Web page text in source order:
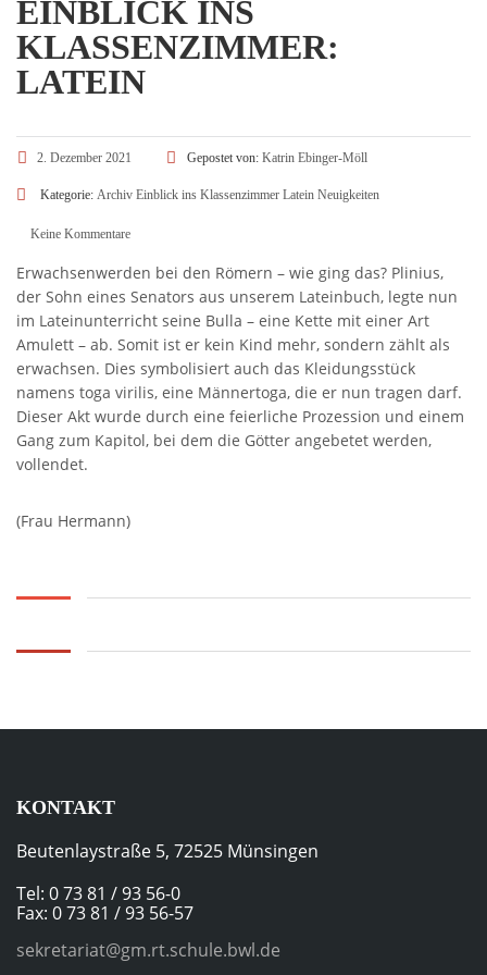
EINBLICK INS
KLASSENZIMMER:
LATEIN
2. Dezember 2021 Gepostet von: Katrin Ebinger-Möll
Kategorie: Archiv Einblick ins Klassenzimmer Latein Neuigkeiten
Keine Kommentare
Erwachsenwerden bei den Römern – wie ging das? Plinius,
der Sohn eines Senators aus unserem Lateinbuch, legte nun
im Lateinunterricht seine Bulla – eine Kette mit einer Art
Amulett – ab. Somit ist er kein Kind mehr, sondern zählt als
erwachsen. Dies symbolisiert auch das Kleidungsstück
namens toga virilis, eine Männertoga, die er nun tragen darf.
Dieser Akt wurde durch eine feierliche Prozession und einem
Gang zum Kapitol, bei dem die Götter angebetet werden,
vollendet.
(Frau Hermann)
KONTAKT
Beutenlaystraße 5, 72525 Münsingen
Tel: 0 73 81 / 93 56-0
Fax: 0 73 81 / 93 56-57
sekretariat@gm.rt.schule.bwl.de